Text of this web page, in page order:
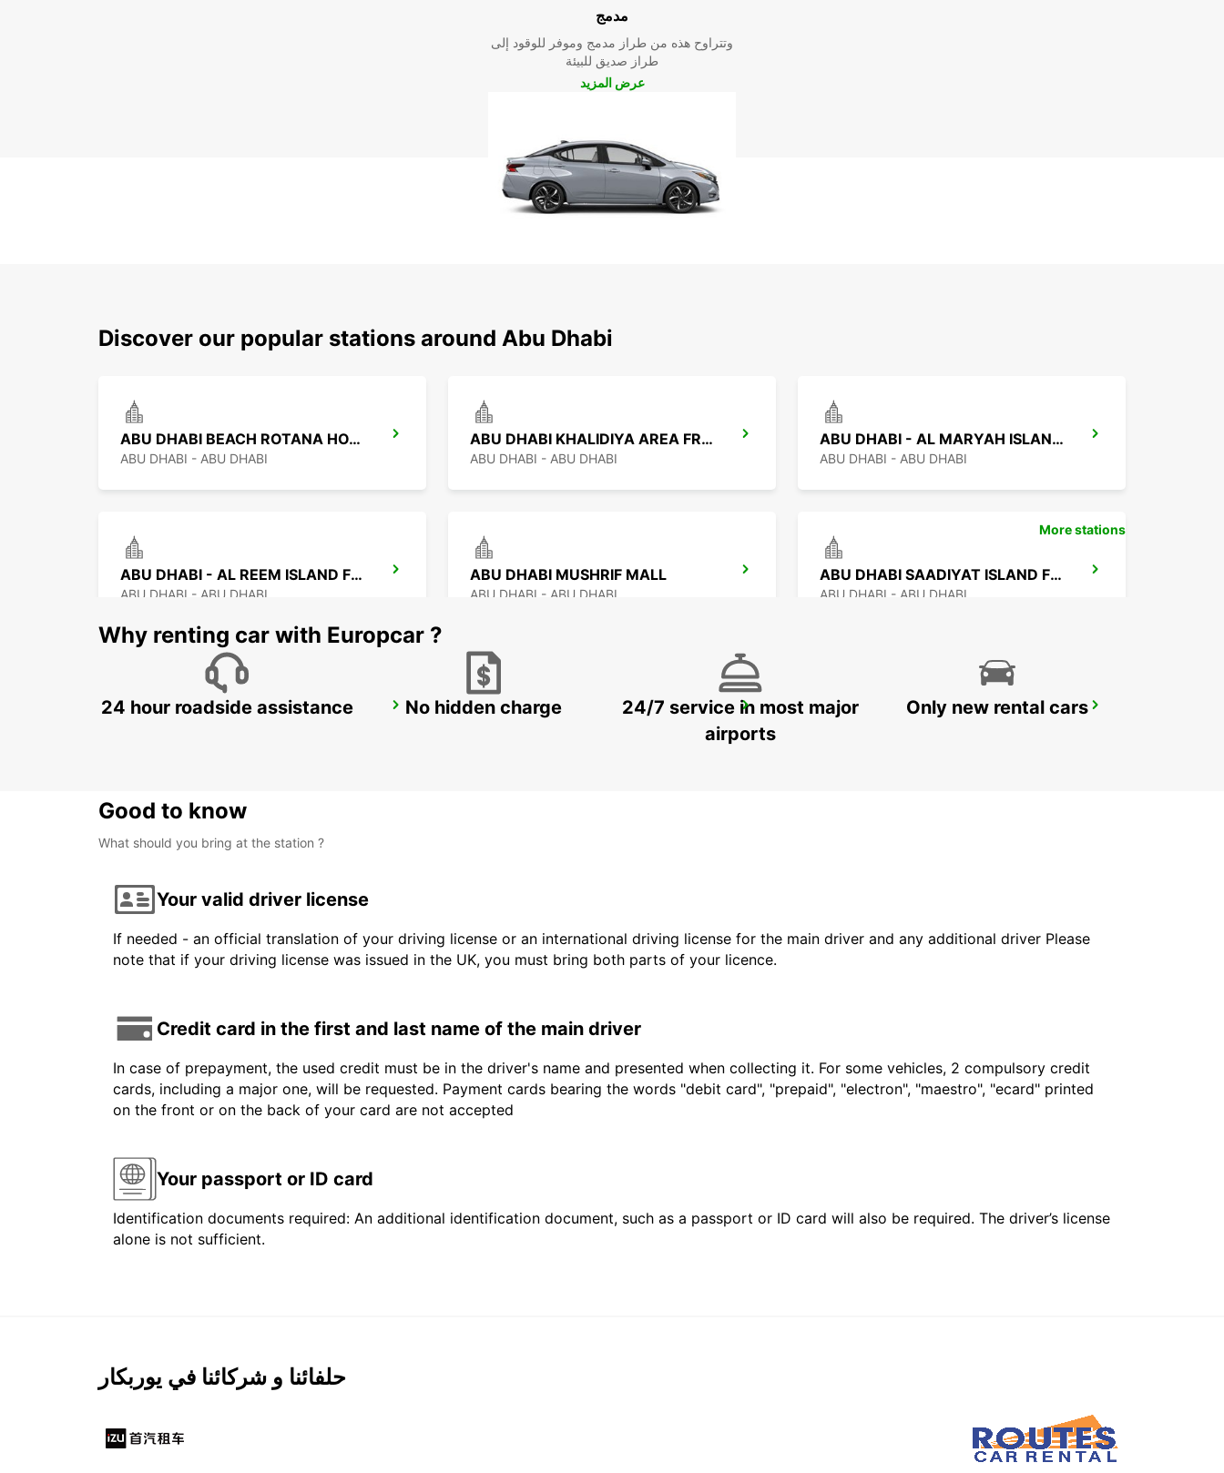
مدمج
وتتراوح هذه من طراز مدمج وموفر للوقود إلى
طراز صديق للبيئة
عرض المزيد
Discover our popular stations around Abu Dhabi
ABU DHABI BEACH ROTANA HOTEL
ABU DHABI - ABU DHABI
ABU DHABI KHALIDIYA AREA FREE DELIVERY
ABU DHABI - ABU DHABI
ABU DHABI - AL MARYAH ISLAND FREE DELIVERY
ABU DHABI - ABU DHABI
ABU DHABI - AL REEM ISLAND FREE DELIVERY
ABU DHABI - ABU DHABI
ABU DHABI MUSHRIF MALL
ABU DHABI - ABU DHABI
ABU DHABI SAADIYAT ISLAND FREE DEL
ABU DHABI - ABU DHABI
ABU DHABI NYU-SAADIYAT ISLAND CHAUFFEUR SERVICE BOOKING ABU DHABI ABU DHABI MUSSAFAH
More stations
Why renting car with Europcar ?
24 hour roadside assistance No hidden charge
24/7 service in most major
airports
Only new rental cars
Good to know
What should you bring at the station ?
Your valid driver license
If needed - an official translation of your driving license or an international driving license for the main driver and any additional driver Please
note that if your driving license was issued in the UK, you must bring both parts of your licence.
Credit card in the first and last name of the main driver
In case of prepayment, the used credit must be in the driver's name and presented when collecting it. For some vehicles, 2 compulsory credit
cards, including a major one, will be requested. Payment cards bearing the words "debit card", "prepaid", "electron", "maestro", "ecard" printed
on the front or on the back of your card are not accepted
Your passport or ID card
Identification documents required: An additional identification document, such as a passport or ID card will also be required. The driver’s license
alone is not sufficient.
حلفائنا و شركائنا في يوربكار